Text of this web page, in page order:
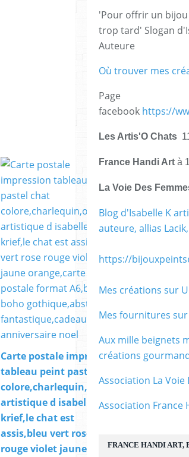
Carte postale impression
tableau peint pastel chat
colore,charlequin,oeuvre
artistique d isabelle
krief,le chat est
assis,bleu vert rose
rouge violet jaune
FRANCE HANDI ART,
'Pour offrir un
trop tard' Slogan
Auteure
Où trouver mes
Page
facebook https://
Les Artis'O Chats
France Handi Art à
La Voie Des
Blog d'Isabelle K
auteure, allias
https://
Mes créations sur
Mes fournitures
Aux mille beignets
créations
Association La Voie
Association France